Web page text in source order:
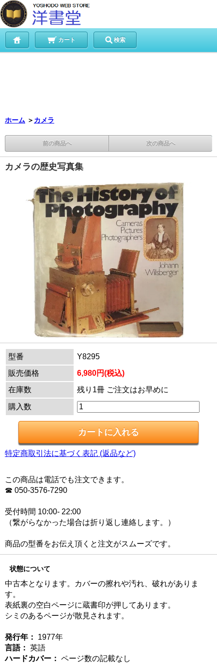
カート 検索
ホーム ＞ カメラ
前の商品へ 次の商品へ
カメラの歴史写真集
型番
Y8295
販売価格
6,980円(税込)
在庫数
残り1冊 ご注文はお早めに
購入数
特定商取引法に基づく表記 (返品など)
この商品は電話でも注文できます。
☎ 050-3576-7290
受付時間 10:00- 22:00
（繋がらなかった場合は折り返し連絡します。）
商品の型番をお伝え頂くと注文がスムーズです。
状態について
中古本となります。カバーの擦れや汚れ、破れがありま
す。
表紙裏の空白ページに蔵書印が押してあります。
シミのあるページが散見されます。
発行年：
1977年
言語： 英語
ハードカバー： ページ数の記載なし